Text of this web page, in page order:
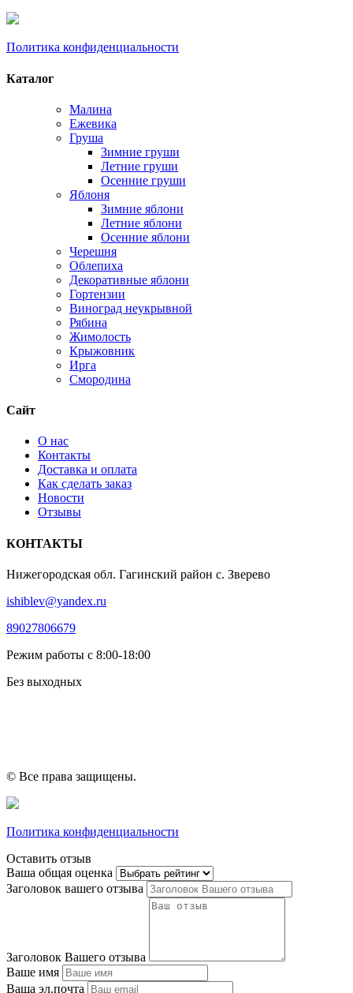
Политика конфиденциальности
Каталог
Малина
Ежевика
Груша
Зимние груши
Летние груши
Осенние груши
Яблоня
Зимние яблони
Летние яблони
Осенние яблони
Черешня
Облепиха
Декоративные яблони
Гортензии
Виноград неукрывной
Рябина
Жимолость
Крыжовник
Ирга
Смородина
Сайт
О нас
Контакты
Доставка и оплата
Как сделать заказ
Новости
Отзывы
КОНТАКТЫ
Нижегородская обл. Гагинский район с. Зверево
ishiblev@yandex.ru
89027806679
Режим работы с 8:00-18:00
Без выходных
© Все права защищены.
Политика конфиденциальности
Оставить отзыв
Ваша общая оценка
Заголовок вашего отзыва
Заголовок Вашего отзыва
Ваше имя
Ваша эл.почта